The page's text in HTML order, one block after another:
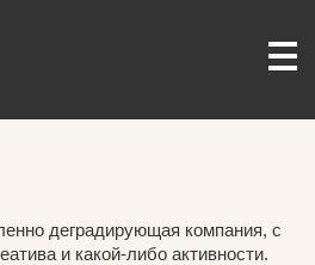
деградирующая компания, с
и какой-либо активности.